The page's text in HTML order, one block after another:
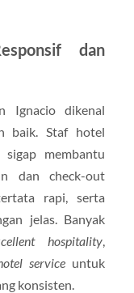
dan
Ignacio dikenal
baik. Staf hotel
membantu
dan check-out
rapi, serta
jelas. Banyak
hospitality
service untuk
konsisten.